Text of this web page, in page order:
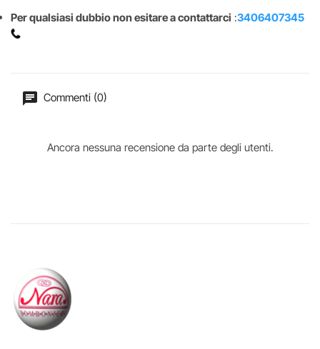
Per qualsiasi dubbio non esitare a contattarci :3406407345
Commenti (0)
Ancora nessuna recensione da parte degli utenti.